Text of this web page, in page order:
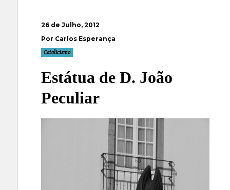
26 de Julho, 2012
Por Carlos Esperança
Catolicismo
Estátua de D. João
Peculiar